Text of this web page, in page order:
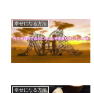
幸せになる方法
幸せになる方法